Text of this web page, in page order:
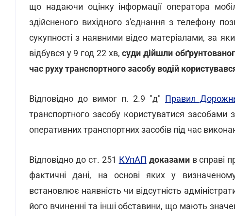
що надаючи оцінку інформації оператора
здійсненого вихідного з'єднання з телефону
сукупності з наявними відео матеріалами, за
відбувся у 9 год 22 хв,суди дійшли
час руху транспортного засобу водій
Відповідно до вимог п. 2.9 "д" Правил
транспортного засобу користуватися засобами
оперативних транспортних засобів під час
Відповідно до ст. 251 КУпАП доказамив справі
фактичні дані, на основі яких у
встановлює наявність чи відсутність
його вчиненні та інші обставини, що мають